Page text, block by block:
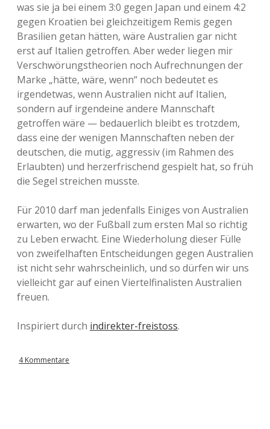
was sie ja bei einem 3:0 gegen Japan und einem 4:2
gegen Kroatien bei gleichzeitigem Remis gegen
Brasilien getan hätten, wäre Australien gar nicht
erst auf Italien getroffen. Aber weder liegen mir
Verschwörungstheorien noch Aufrechnungen der
Marke „hätte, wäre, wenn“ noch bedeutet es
irgendetwas, wenn Australien nicht auf Italien,
sondern auf irgendeine andere Mannschaft
getroffen wäre — bedauerlich bleibt es trotzdem,
dass eine der wenigen Mannschaften neben der
deutschen, die mutig, aggressiv (im Rahmen des
Erlaubten) und herzerfrischend gespielt hat, so früh
die Segel streichen musste.
Für 2010 darf man jedenfalls Einiges von Australien
erwarten, wo der Fußball zum ersten Mal so richtig
zu Leben erwacht. Eine Wiederholung dieser Fülle
von zweifelhaften Entscheidungen gegen Australien
ist nicht sehr wahrscheinlich, und so dürfen wir uns
vielleicht gar auf einen Viertelfinalisten Australien
freuen.
Inspiriert durch indirekter-freistoss.
4 Kommentare